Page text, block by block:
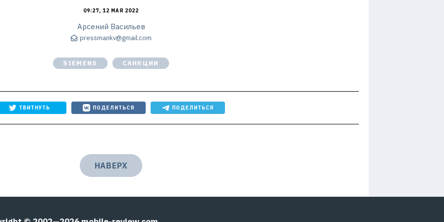
09:27, 12 МАЯ 2022
Арсений Васильев
pressmankv@gmail.com
SIEMENS САНКЦИИ
ТВИТНУТЬ ПОДЕЛИТЬСЯ ПОДЕЛИТЬСЯ
НАВЕРХ